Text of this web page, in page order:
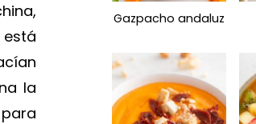
la
Gazpacho andaluz